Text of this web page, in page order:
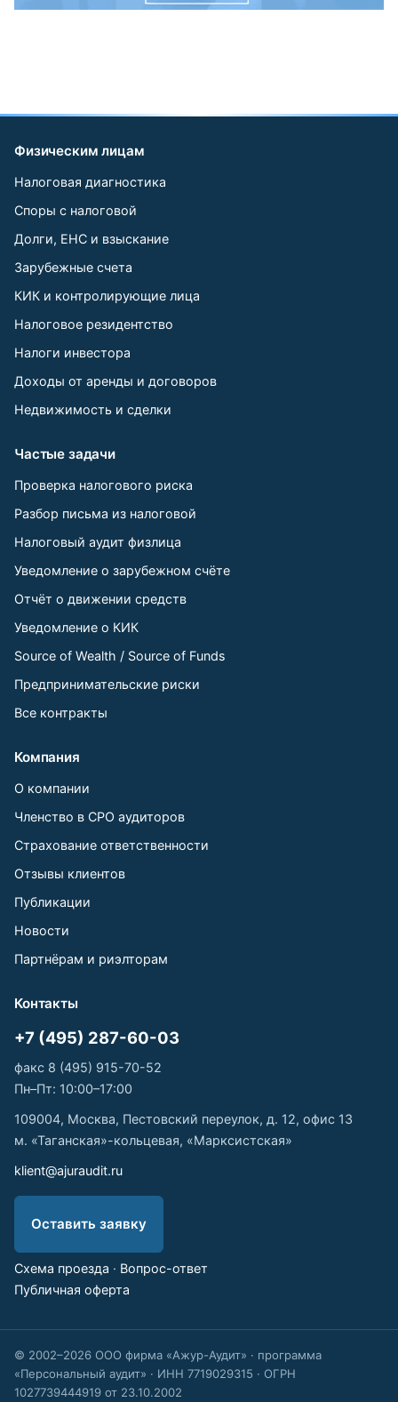
Физическим лицам
Налоговая диагностика
Споры с налоговой
Долги, ЕНС и взыскание
Зарубежные счета
КИК и контролирующие лица
Налоговое резидентство
Налоги инвестора
Доходы от аренды и договоров
Недвижимость и сделки
Частые задачи
Проверка налогового риска
Разбор письма из налоговой
Налоговый аудит физлица
Уведомление о зарубежном счёте
Отчёт о движении средств
Уведомление о КИК
Source of Wealth / Source of Funds
Предпринимательские риски
Все контракты
Компания
О компании
Членство в СРО аудиторов
Страхование ответственности
Отзывы клиентов
Публикации
Новости
Партнёрам и риэлторам
Контакты
+7 (495) 287-60-03
факс 8 (495) 915-70-52
Пн–Пт: 10:00–17:00
109004, Москва, Пестовский переулок, д. 12, офис 13
м. «Таганская»-кольцевая, «Марксистская»
klient@ajuraudit.ru
Оставить заявку
Схема проезда · Вопрос-ответ
Публичная оферта
© 2002–2026 ООО фирма «Ажур-Аудит» · программа
«Персональный аудит» · ИНН 7719029315 · ОГРН
1027739444919 от 23.10.2002